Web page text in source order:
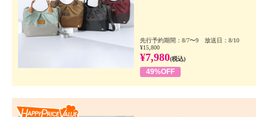
先行予約期間：8/7〜9 放送日：8/10
¥15,800
¥7,980(税込)
49%OFF